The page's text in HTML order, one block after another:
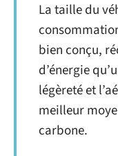
La taille du
bien conçu,
d’énergie
légèreté et
meilleur
carbone.